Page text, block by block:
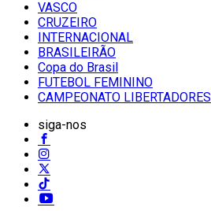
VASCO
CRUZEIRO
INTERNACIONAL
BRASILEIRÃO
Copa do Brasil
FUTEBOL FEMININO
CAMPEONATO LIBERTADORES
siga-nos